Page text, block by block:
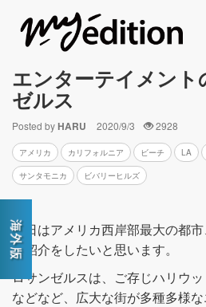
エンターテイメント
ゼルス
Posted byHARU 2020/9/3 2928
アメリカ カリフォルニア ビーチ LA
サンタモニカ ビバリーヒルズ
今日はアメリカ西岸部最大の都
ご紹介をしたいと思います。
ロサンゼルスは、ご存じハリウ
などなど、広大な街が多種多様